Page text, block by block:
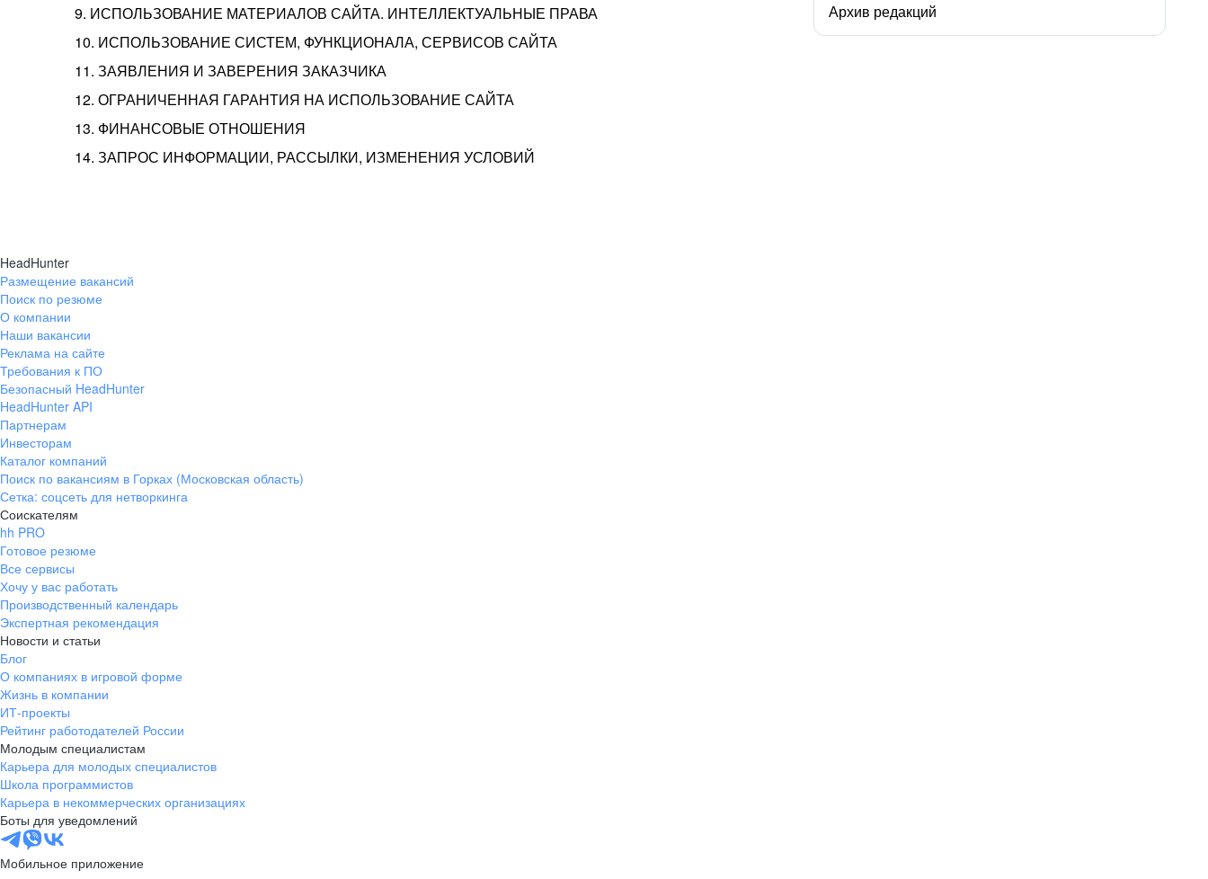
9. ИСПОЛЬЗОВАНИЕ МАТЕРИАЛОВ САЙТА. ИНТЕЛЛЕКТУАЛЬНЫЕ ПРАВА
10. ИСПОЛЬЗОВАНИЕ СИСТЕМ, ФУНКЦИОНАЛА, СЕРВИСОВ САЙТА
11. ЗАЯВЛЕНИЯ И ЗАВЕРЕНИЯ ЗАКАЗЧИКА
12. ОГРАНИЧЕННАЯ ГАРАНТИЯ НА ИСПОЛЬЗОВАНИЕ САЙТА
13. ФИНАНСОВЫЕ ОТНОШЕНИЯ
14. ЗАПРОС ИНФОРМАЦИИ, РАССЫЛКИ, ИЗМЕНЕНИЯ УСЛОВИЙ
Архив редакций
HeadHunter
Размещение вакансий
Поиск по резюме
О компании
Наши вакансии
Реклама на сайте
Требования к ПО
Безопасный HeadHunter
HeadHunter API
Партнерам
Инвесторам
Каталог компаний
Поиск по вакансиям в Горках (Московская область)
Сетка: соцсеть для нетворкинга
Соискателям
hh PRO
Готовое резюме
Все сервисы
Хочу у вас работать
Производственный календарь
Экспертная рекомендация
Новости и статьи
Блог
О компаниях в игровой форме
Жизнь в компании
ИТ-проекты
Рейтинг работодателей России
Молодым специалистам
Карьера для молодых специалистов
Школа программистов
Карьера в некоммерческих организациях
Боты для уведомлений
Мобильное приложение